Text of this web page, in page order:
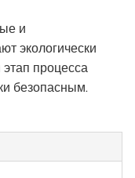
и
экологически
процесса
безопасным.